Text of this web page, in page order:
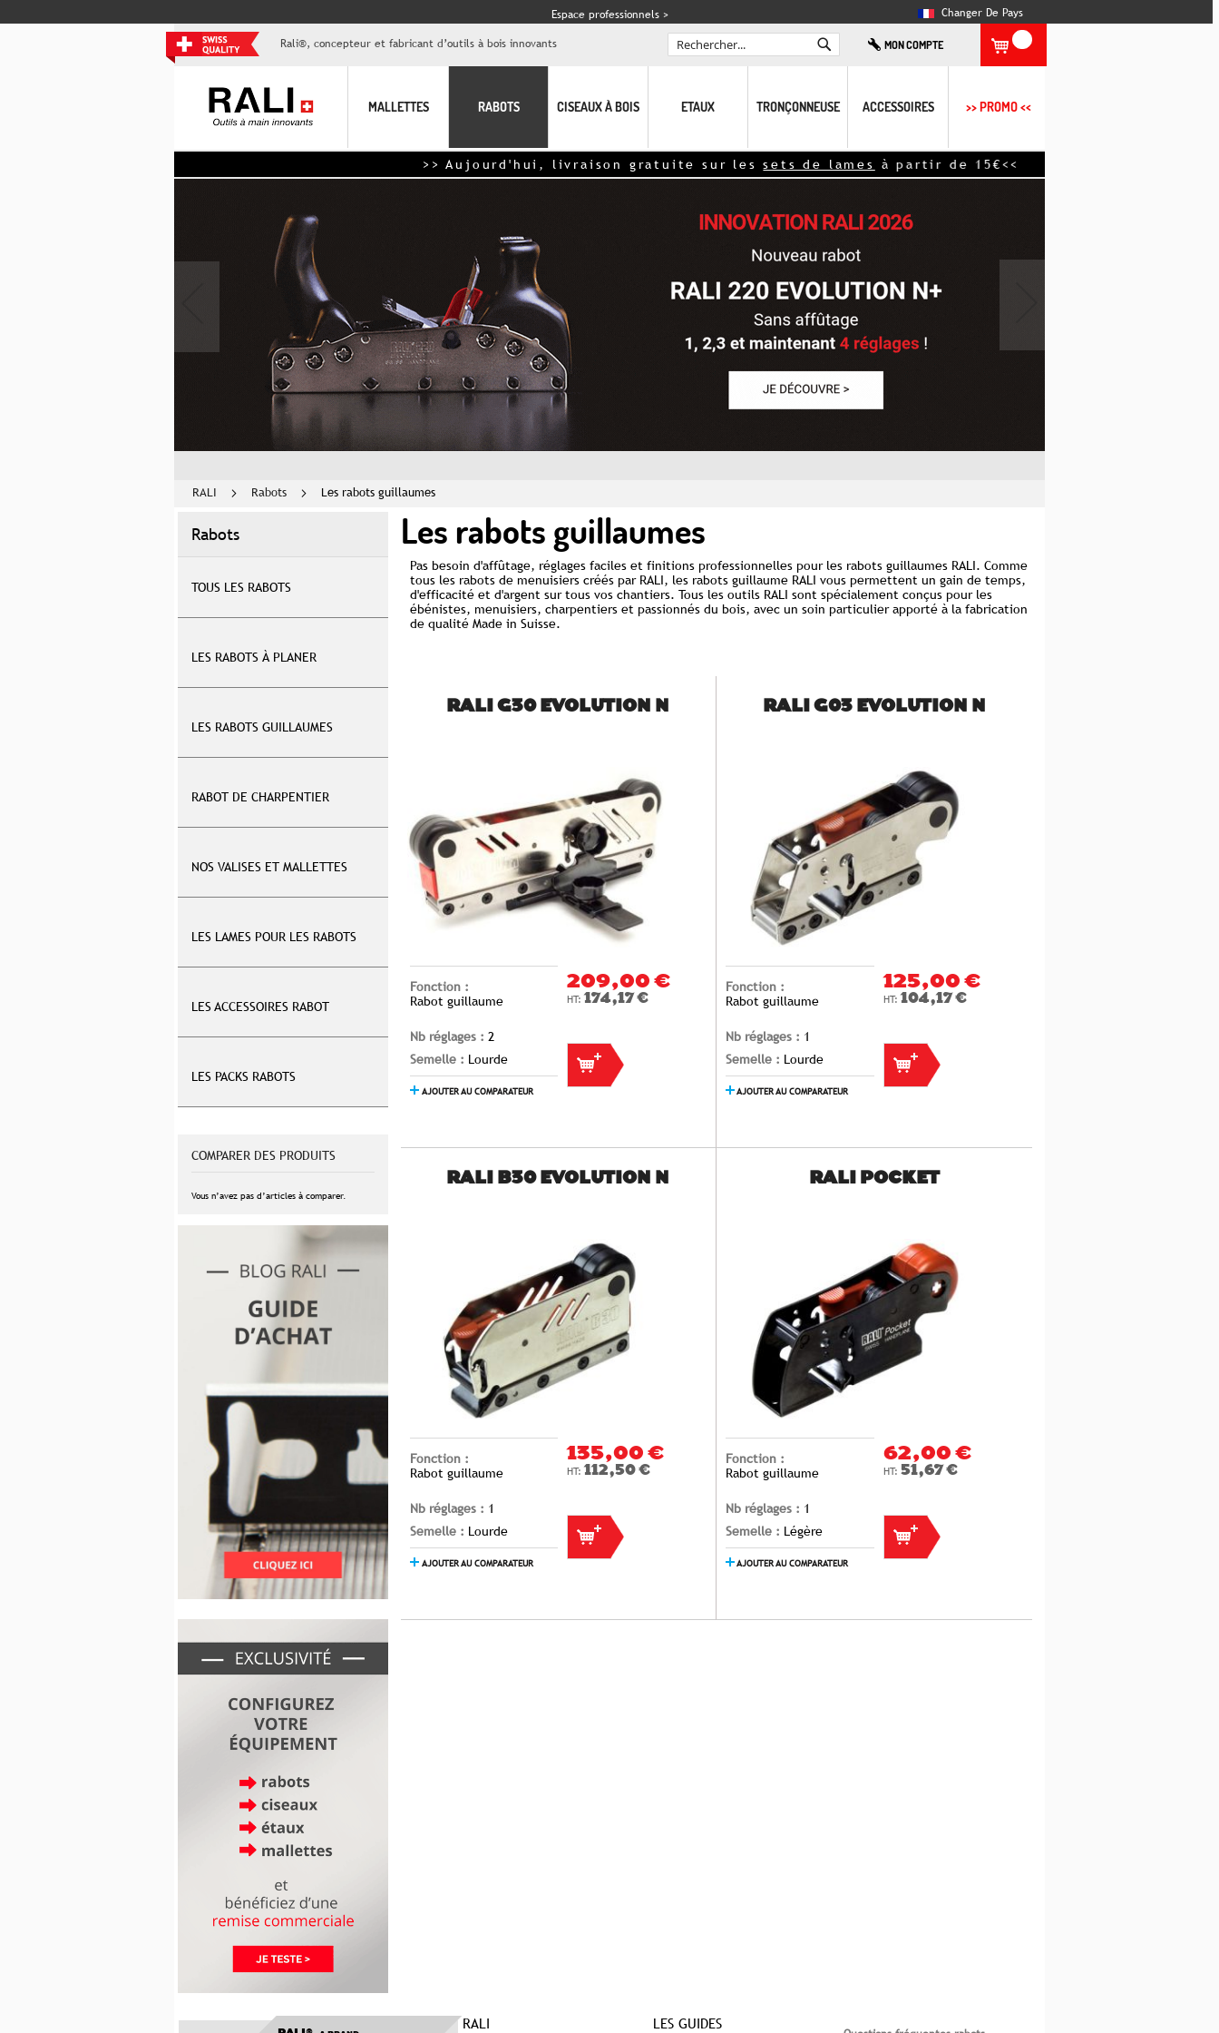
Espace professionnels > Changer De Pays
Rali®, concepteur et fabricant d’outils à bois innovants
Rechercher
MON COMPTE
MALLETTES RABOTS CISEAUX À BOIS ETAUX TRONÇONNEUSE ACCESSOIRES >> PROMO <<
>> Aujourd'hui, livraison gratuite sur lessets de lamesà partir de 15€<<
RALI Rabots Les rabots guillaumes
Les rabots guillaumes
Pas besoin d'affûtage, réglages faciles et finitions professionnelles pour les rabots guillaumes RALI. Comme
tous les rabots de menuisiers créés par RALI, les rabots guillaume RALI vous permettent un gain de temps,
d'efficacité et d'argent sur tous vos chantiers. Tous les outils RALI sont spécialement conçus pour les
ébénistes, menuisiers, charpentiers et passionnés du bois, avec un soin particulier apporté à la fabrication
de qualité Made in Suisse.
RALI G30 EVOLUTION N
Fonction :
Rabot guillaume
Nb réglages : 2
Semelle : Lourde
AJOUTER AU COMPARATEUR
209,00 €
174,17 €
RALI G03 EVOLUTION N
Fonction :
Rabot guillaume
Nb réglages : 1
Semelle : Lourde
AJOUTER AU COMPARATEUR
125,00 €
104,17 €
RALI B30 EVOLUTION N
Fonction :
Rabot guillaume
Nb réglages : 1
Semelle : Lourde
AJOUTER AU COMPARATEUR
135,00 €
112,50 €
RALI POCKET
Fonction :
Rabot guillaume
Nb réglages : 1
Semelle : Légère
AJOUTER AU COMPARATEUR
62,00 €
51,67 €
Rabots
TOUS LES RABOTS
LES RABOTS À PLANER
LES RABOTS GUILLAUMES
RABOT DE CHARPENTIER
NOS VALISES ET MALLETTES
LES LAMES POUR LES RABOTS
LES ACCESSOIRES RABOT
LES PACKS RABOTS
COMPARER DES PRODUITS
Vous n’avez pas d’articles à comparer.
RALI LES GUIDES